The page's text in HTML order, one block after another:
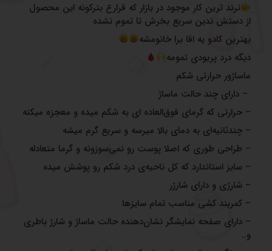
ترند ترین کار موجود در بازار که قرارع بترکونه این محصول
‌از دستش ندین سریع بخرش تا تموم نشده
بهترین کادو یه اقا برا خانومشه
دیگه درد پریودی تمومه
ماساژور حرارتی شکم
– دارای چند حالت ماساژ
– حرارتی که گرمای فوق‌العاده ای به شکم میده و معجزه میکنه
– چندثانیه‌ای به دمای بالا میرسه و سریع گرم میشه
– طراحی طوری که اصلا پوست رو نمی‌سوزونه و گرما متعادله
– سایز استاندارد که کل ناحیه‌ی درد شکم رو پوشش میده
– شارژی و دارای شارژر
– کمربند کشی مناسب تمام سایزها
– دارای صفحه نمایشگر نشان‌دهنده حالت ماساژ و شارژ باطری
و..